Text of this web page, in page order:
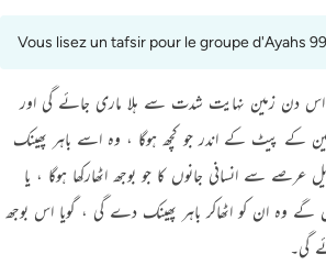
Vous lisez un tafsir pour le groupe d'Ayahs
اس دن زمین نہایت شدت سے ہلا ماری جائے گی اور
زمین کے پیٹ کے اندر جو کچھ ہوگا ، وہ اسے باہر پھینک
سے انسانی جانوں کا جو بوجھ اٹھارکھا ہوگا ، یا
وہ ان کو اٹھاکر باہر پھینک دے گی ، گویا اس بوجھ
گی۔